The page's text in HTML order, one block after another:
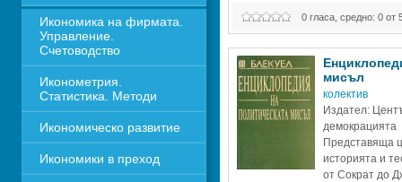
Икономика на фирмата.
Управление.
Счетоводство
Иконометрия.
Статистика. Методи
Икономическо развитие
Икономики в преход
000 думи и изрази както от
общия съвременен немски език.
0 гласа, средно: 0 от
мисъл
колектив
Издател:
демокрацията
Представяща
историята и
от Сократ до